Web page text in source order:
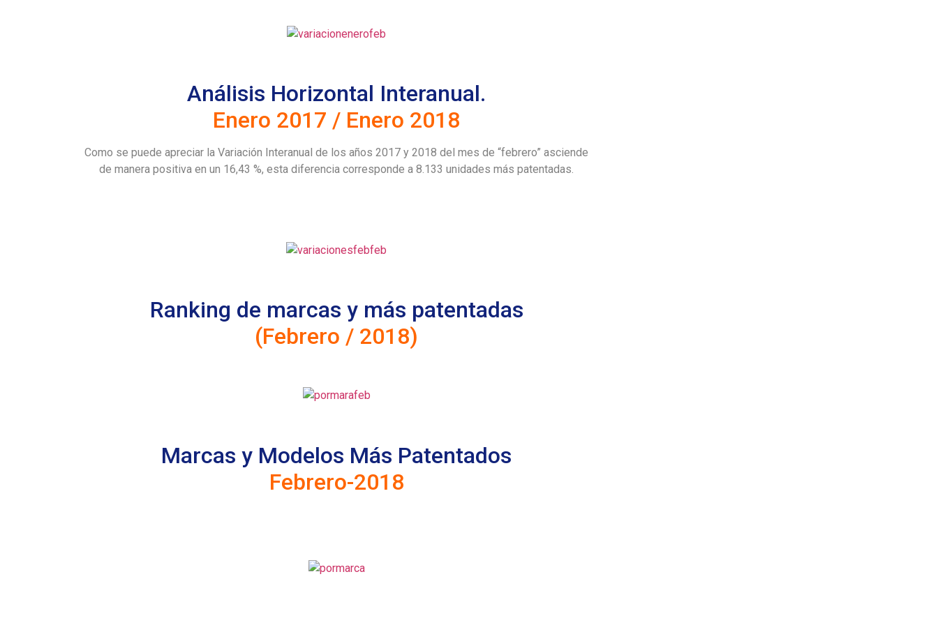
Análisis Horizontal Interanual.
Enero 2017 / Enero 2018
Como se puede apreciar la Variación Interanual de los años 2017 y 2018 del mes de “febrero” asciende
de manera positiva en un 16,43 %, esta diferencia corresponde a 8.133 unidades más patentadas.
Ranking de marcas y más patentadas
(Febrero / 2018)
Marcas y Modelos Más Patentados
Febrero-2018